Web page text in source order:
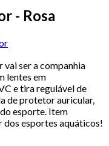
- Rosa
ser a companhia
lentes em
e tira regulável de
de protetor auricular,
esporte. Item
dos esportes aquáticos!